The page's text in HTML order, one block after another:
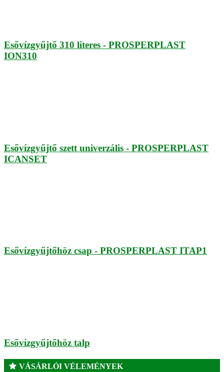
Esővízgyűjtő 310 literes - PROSPERPLAST
ION310
Esővízgyűjtő szett univerzális - PROSPERPLAST
ICANSET
Esővízgyűjtőhöz csap - PROSPERPLAST ITAP1
Esővízgyűjtőhöz talp
VÁSÁRLÓI VÉLEMÉNYEK